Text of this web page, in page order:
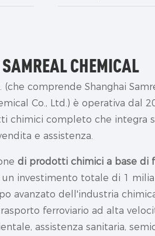
CHEMICAL
(che comprende Shanghai
Co., Ltd.) è operativa dal
chimici completo che integra
e assistenza.
di prodotti chimici a base di
un investimento totale di 1
avanzato dell'industria
ferroviario ad alta
assistenza sanitaria,